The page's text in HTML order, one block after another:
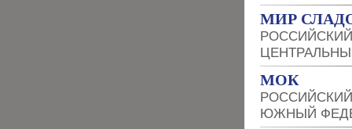
МИР
МОК
ЮЖНЫЙ